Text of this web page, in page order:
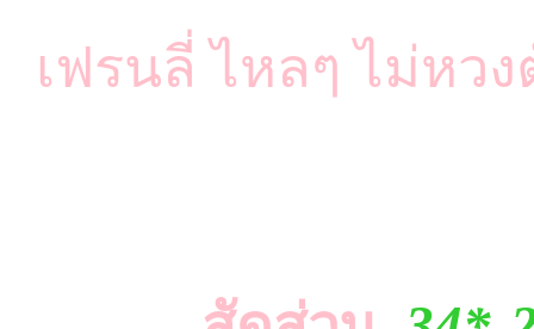
เฟรนลี่ ไหลๆ ไม่หว